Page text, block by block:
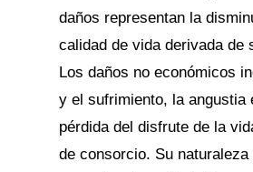
daños representan la
calidad de vida derivada de
Los daños no económicos
y el sufrimiento, la angustia
pérdida del disfrute de la
de consorcio. Su